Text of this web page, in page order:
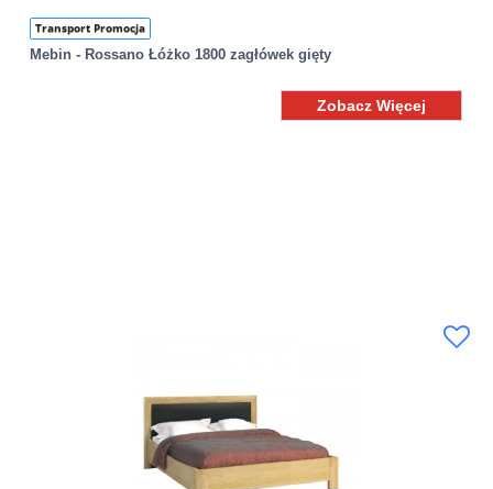
Transport Promocja
Mebin - Rossano Łóżko 1800 zagłówek gięty
Zobacz Więcej